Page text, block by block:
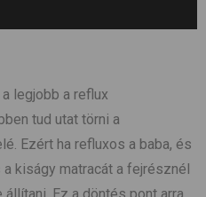
legjobb a reflux
tud utat törni a
Ezért ha refluxos a baba, és
kiságy matracát a fejrésznél